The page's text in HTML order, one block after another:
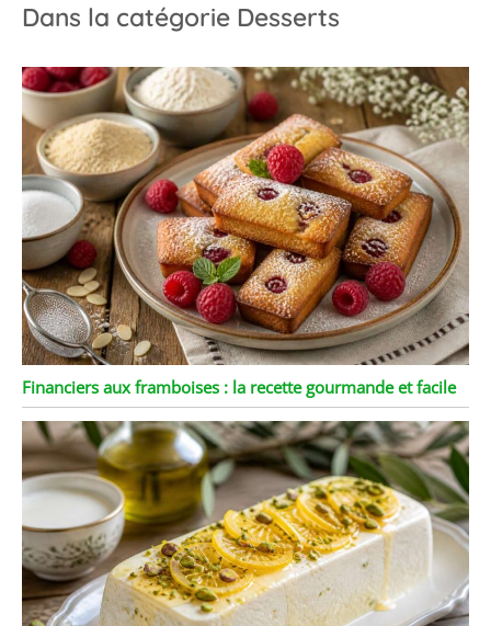
Dans la catégorie Desserts
Financiers aux framboises : la recette gourmande et facile